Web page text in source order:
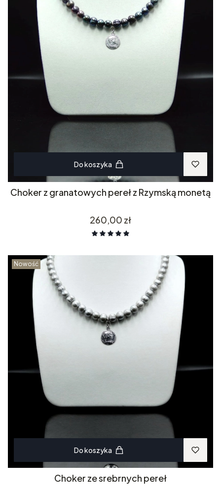
Do koszyka
Choker z granatowych pereł z Rzymską monetą
Cena
260,00 zł
Nowość
Do koszyka
Choker ze srebrnych pereł